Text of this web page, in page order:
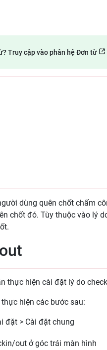
Truy cập vào phân hệ Đơn từ
dùng quên chốt chấm
chốt đó. Tùy thuộc vào lý
thực hiện cài đặt lý do
hiện các bước sau:
đặt > Cài đặt chung
out ở góc trái màn hình